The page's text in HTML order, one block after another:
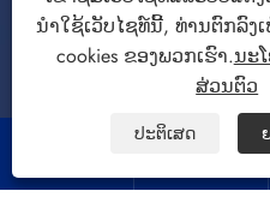
ຕິດ​ຕາມ​ພວກ​ເຮົາ
ນໍາໃຊ້ເວັບໄຊທ໌ນີ້, ທ່ານຕົກລົ
cookies ຂອງພວກເຮົາ.ນະ
ສ່ວນຕົວ
ປະຕິເສດ